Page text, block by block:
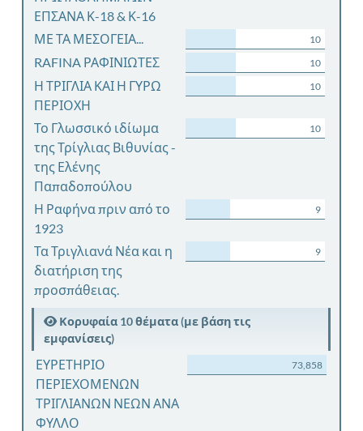
ΕΠΣΑΝΑ Κ-18 & Κ-16
ΜΕ ΤΑ ΜΕΣΟΓΕΙΑ... 10
RAFINA ΡΑΦΙΝΙΩΤΕΣ 10
Η ΤΡΙΓΛΙΑ ΚΑΙ Η ΓΥΡΩ
ΠΕΡΙΟΧΗ
10
Το Γλωσσικό ιδίωμα
της Τρίγλιας Βιθυνίας -
της Ελένης
Παπαδοπούλου
10
Η Ραφήνα πριν από το
1923
9
Τα Τριγλιανά Νέα και η
διατήριση της
προσπάθειας.
9
Κορυφαία 10 θέματα (με βάση τις
εμφανίσεις)
ΕΥΡΕΤΗΡΙΟ
ΠΕΡΙΕΧΟΜΕΝΩΝ
ΤΡΙΓΛΙΑΝΩΝ ΝΕΩΝ ΑΝΑ
ΦΥΛΛΟ
73,858